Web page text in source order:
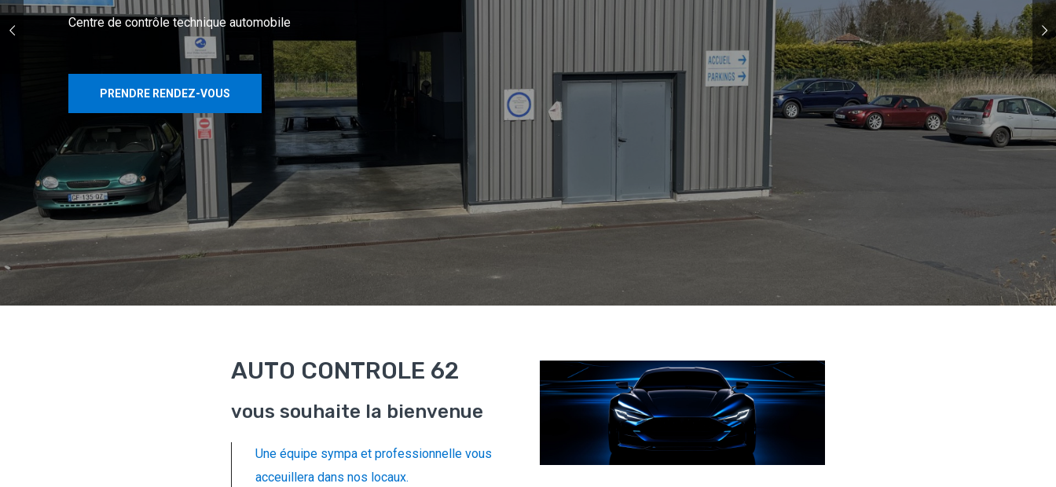
Centre de contrôle technique automobile
PRENDRE RENDEZ-VOUS
AUTO CONTROLE 62
vous souhaite la bienvenue
Une équipe sympa et professionnelle vous
acceuillera dans nos locaux.